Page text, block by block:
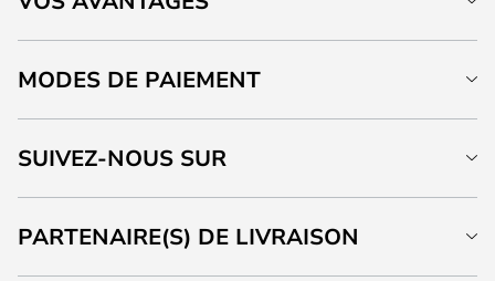
MODES DE PAIEMENT
SUIVEZ-NOUS SUR
PARTENAIRE(S) DE LIVRAISON